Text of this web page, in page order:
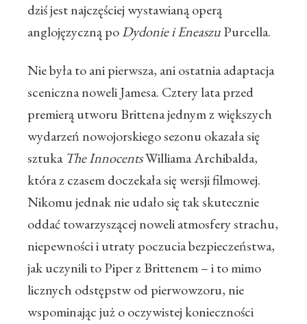
dziś jest najczęściej wystawianą operą
anglojęzyczną poDydonie i EneaszuPurcella.
Nie była to ani pierwsza, ani ostatnia adaptacja
sceniczna noweli Jamesa. Cztery lata przed
premierą utworu Brittena jednym z większych
wydarzeń nowojorskiego sezonu okazała się
sztuka The InnocentsWilliama Archibalda,
która z czasem doczekała się wersji filmowej.
Nikomu jednak nie udało się tak skutecznie
oddać towarzyszącej noweli atmosfery strachu,
niepewności i utraty poczucia bezpieczeństwa,
jak uczynili to Piper z Brittenem – i to mimo
licznych odstępstw od pierwowzoru, nie
wspominając już o oczywistej konieczności